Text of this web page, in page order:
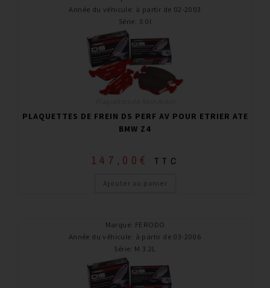
Année du véhicule: à partir de 02-2003
Série: 3.0I
PLAQUETTES DE FREIN DS PERF AV POUR ETRIER ATE
BMW Z4
147,00 € TTC
Ajouter au panier
Marque: FERODO
Année du véhicule: à partir de 03-2006
Série: M 3.2L